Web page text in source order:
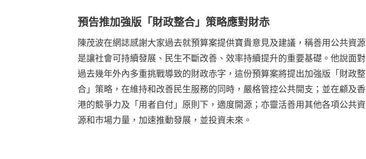
預告推加強版「財政整合」策略應對財赤
陳茂波在網誌感謝大家過去就預算案提供寶貴意見及建議，稱善用公共資源
是讓社會可持續發展、民生不斷改善、效率持續提升的重要基礎。他說面對
過去幾年外內多重挑戰導致的財政赤字，這份預算案將提出加強版「財政整
合」策略，在維持和改善民生服務的同時，嚴格管控公共開支；並在顧及香
港的競爭力及「用者自付」原則下，適度開源；亦靈活善用其他各項公共資
源和市場力量，加速推動發展，並投資未來。